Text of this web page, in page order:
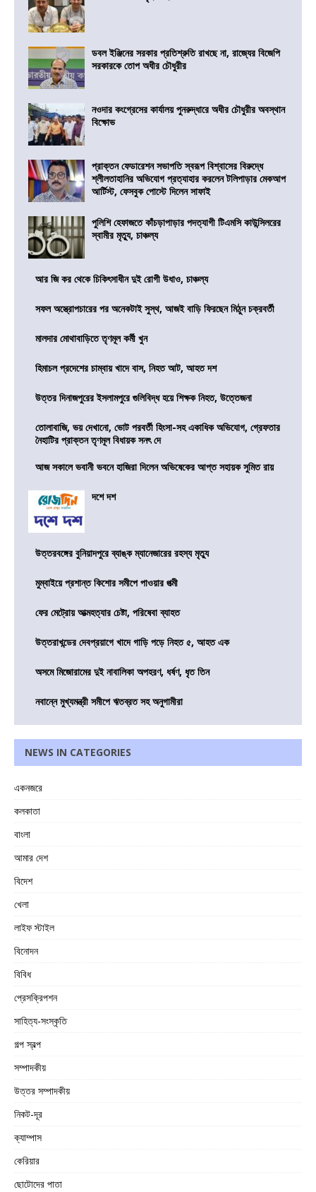
ডবল ইঞ্জিনের সরকার প্রতিশ্রুতি রাখছে না, রাজ্যের বিজেপি
সরকারকে তোপ অধীর চৌধুরীর
নওদার কংগ্রেসের কার্যালয় পুনরুদ্ধারে অধীর চৌধুরীর অবস্থান
বিক্ষোভ
প্রাক্তন ফেডারেশন সভাপতি স্বরূপ বিশ্বাসের বিরুদ্ধে
শ্লীলতাহানির অভিযোগ প্রত্যাহার করলেন টলিপাড়ার মেকআপ
আর্টিস্ট, ফেসবুক পোস্টে দিলেন সাফাই
পুলিশি হেফাজতে কাঁচড়াপাড়ার পদত্যাগী টিএমসি কাউন্সিলরের
স্বামীর মৃত্যু, চাঞ্চল্য
আর জি কর থেকে চিকিৎসাধীন দুই রোগী উধাও, চাঞ্চল্য
সফল অস্ত্রোপচারের পর অনেকটাই সুস্থ, আজই বাড়ি ফিরছেন মিঠুন চক্রবর্তী
মালদার মোথাবাড়িতে তৃণমূল কর্মী খুন
হিমাচল প্রদেশের চাম্বায় খাদে বাস, নিহত আট, আহত দশ
উত্তর দিনাজপুরের ইসলামপুরে গুলিবিদ্ধ হয়ে শিক্ষক নিহত, উত্তেজনা
তোলাবাজি, ভয় দেখানো, ভোট পরবর্তী হিংসা-সহ একাধিক অভিযোগ, গ্রেফতার
নৈহাটির প্রাক্তন তৃণমূল বিধায়ক সনৎ দে
আজ সকালে ভবানী ভবনে হাজিরা দিলেন অভিষেকের আপ্ত সহায়ক সুমিত রায়
দশে দশ
উত্তরবঙ্গের বুনিয়াদপুরে ব্যাঙ্ক ম্যানেজারের রহস্য মৃত্যু
মুম্বাইয়ে প্রশান্ত কিশোর সমীপে পাওয়ার পত্মী
ফের মেট্রোয় আত্মহত্যার চেষ্টা, পরিষেবা ব্যাহত
উত্তরাখন্ডের দেবপ্রয়াগে খাদে গাড়ি পড়ে নিহত ৫, আহত এক
অসমে মিজোরামের দুই নাবালিকা অপহরণ, ধর্ষণ, ধৃত তিন
নবান্নে মুখ্যমন্ত্রী সমীপে ঋতব্রত সহ অনুগামীরা
NEWS IN CATEGORIES
একনজরে
কলকাতা
বাংলা
আমার দেশ
বিদেশ
খেলা
লাইফ স্টাইল
বিনোদন
বিবিধ
প্রেসক্রিপশন
সাহিত্য-সংস্কৃতি
গল্প স্বল্প
সম্পাদকীয়
উত্তর সম্পাদকীয়
নিকট-দূর
ক্যাম্পাস
কেরিয়ার
ছোটোদের পাতা